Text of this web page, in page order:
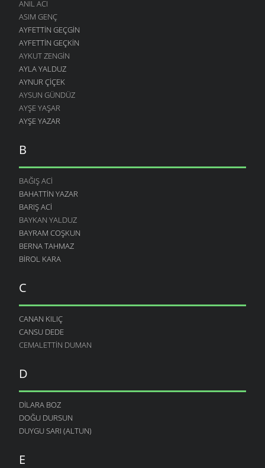
ANIL ACI
ASIM GENÇ
AYFETTIN GEÇGIN
AYFETTIN GEÇKIN
AYKUT ZENGIN
AYLA YALDUZ
AYNUR ÇIÇEK
AYSUN GÜNDÜZ
AYŞE YAŞAR
AYŞE YAZAR
B
BAĞIŞ ACI
BAHATTIN YAZAR
BARIŞ ACI
BAYKAN YALDUZ
BAYRAM COŞKUN
BERNA TAHMAZ
BIROL KARA
C
CANAN KILIÇ
CANSU DEDE
CEMALETTIN DUMAN
D
DILARA BOZ
DOĞU DURSUN
DUYGU SARI (ALTUN)
E